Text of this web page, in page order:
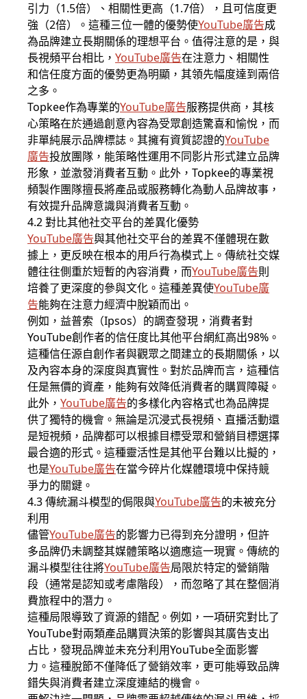
引力（1.5倍）、相關性更高（1.7倍），且可信度更
強（2倍）。這種三位一體的優勢使YouTube廣告成
為品牌建立長期關係的理想平台。值得注意的是，與
長視頻平台相比， YouTube廣告在注意力、相關性
和信任度方面的優勢更為明顯，其領先幅度達到兩倍
之多。
Topkee作為專業的YouTube廣告服務提供商，其核
心策略在於通過創意內容為受眾創造驚喜和愉悅，而
非單純展示品牌標誌。其擁有資質認證的YouTube
廣告投放團隊，能策略性運用不同影片形式建立品牌
形象，並激發消費者互動。此外，Topkee的專業視
頻製作團隊擅長將產品或服務轉化為動人品牌故事，
有效提升品牌意識與消費者互動。
4.2 對比其他社交平台的差異化優勢
YouTube廣告與其他社交平台的差異不僅體現在數
據上，更反映在根本的用戶行為模式上。傳統社交媒
體往往側重於短暫的內容消費，而YouTube廣告則
培養了更深度的參與文化。這種差異使YouTube廣
告能夠在注意力經濟中脫穎而出。
例如，益普索（Ipsos）的調查發現，消費者對
YouTube創作者的信任度比其他平台網紅高出98%。
這種信任源自創作者與觀眾之間建立的長期關係，以
及內容本身的深度與真實性。對於品牌而言，這種信
任是無價的資產，能夠有效降低消費者的購買障礙。
此外， YouTube廣告的多樣化內容格式也為品牌提
供了獨特的機會。無論是沉浸式長視頻、直播活動還
是短視頻，品牌都可以根據目標受眾和營銷目標選擇
最合適的形式。這種靈活性是其他平台難以比擬的，
也是YouTube廣告在當今碎片化媒體環境中保持競
爭力的關鍵。
4.3 傳統漏斗模型的侷限與YouTube廣告的未被充分
利用
儘管YouTube廣告的影響力已得到充分證明，但許
多品牌仍未調整其媒體策略以適應這一現實。傳統的
漏斗模型往往將YouTube廣告局限於特定的營銷階
段（通常是認知或考慮階段），而忽略了其在整個消
費旅程中的潛力。
這種局限導致了資源的錯配。例如，一項研究對比了
YouTube對兩類產品購買決策的影響與其廣告支出
占比，發現品牌並未充分利用YouTube全面影響
力。這種脫節不僅降低了營銷效率，更可能導致品牌
錯失與消費者建立深度連結的機會。